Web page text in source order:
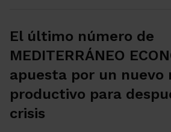
El último número de
MEDITERRÁNEO
apuesta por un nuevo
productivo para
crisis